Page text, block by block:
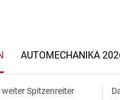
AUTOMECHANIKA
Spitzenreiter